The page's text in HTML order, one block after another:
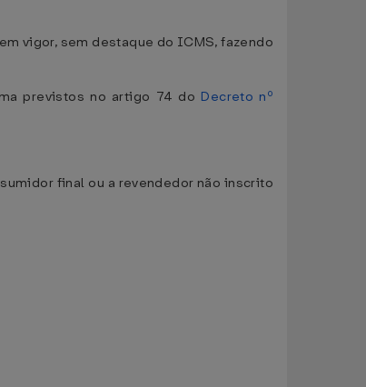
vigor, sem destaque do ICMS, fazendo
previstos no artigo 74 do Decreto nº
final ou a revendedor não inscrito